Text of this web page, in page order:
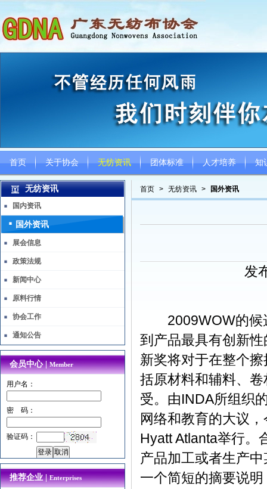
首页 关于协会 无纺资讯 团体标准 人才培养 知
首页 > 无纺资讯 > 国外资讯
发
2009WOW的候选
到产品最具有创新
新奖将对于在整个
括原材料和辅料、
受。由INDA所组织
网络和教育的大议
Hyatt Atlanta举行。
产品加工或者生产
一个简短的摘要说
无纺资讯
国内资讯
国外资讯
展会信息
政策法规
新闻中心
原料行情
协会工作
通知公告
会员中心 |Member
用户名：
密 码：
验证码：
推荐企业 |Enterprises